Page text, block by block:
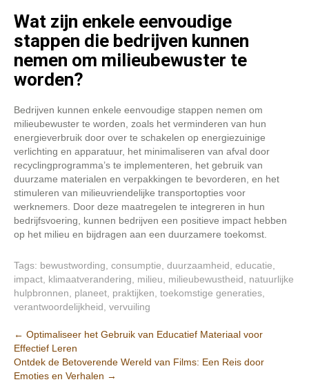
Wat zijn enkele eenvoudige
stappen die bedrijven kunnen
nemen om milieubewuster te
worden?
Bedrijven kunnen enkele eenvoudige stappen nemen om
milieubewuster te worden, zoals het verminderen van hun
energieverbruik door over te schakelen op energiezuinige
verlichting en apparatuur, het minimaliseren van afval door
recyclingprogramma’s te implementeren, het gebruik van
duurzame materialen en verpakkingen te bevorderen, en het
stimuleren van milieuvriendelijke transportopties voor
werknemers. Door deze maatregelen te integreren in hun
bedrijfsvoering, kunnen bedrijven een positieve impact hebben
op het milieu en bijdragen aan een duurzamere toekomst.
Tags: bewustwording consumptie duurzaamheid educatie
impact klimaatverandering milieu milieubewustheid
natuurlijke
hulpbronnen
planeet praktijken toekomstige generaties
verantwoordelijkheid vervuiling
Post
navigation
← Optimaliseer het Gebruik van Educatief Materiaal voor
Effectief Leren
Ontdek de Betoverende Wereld van Films: Een Reis door
Emoties en Verhalen →